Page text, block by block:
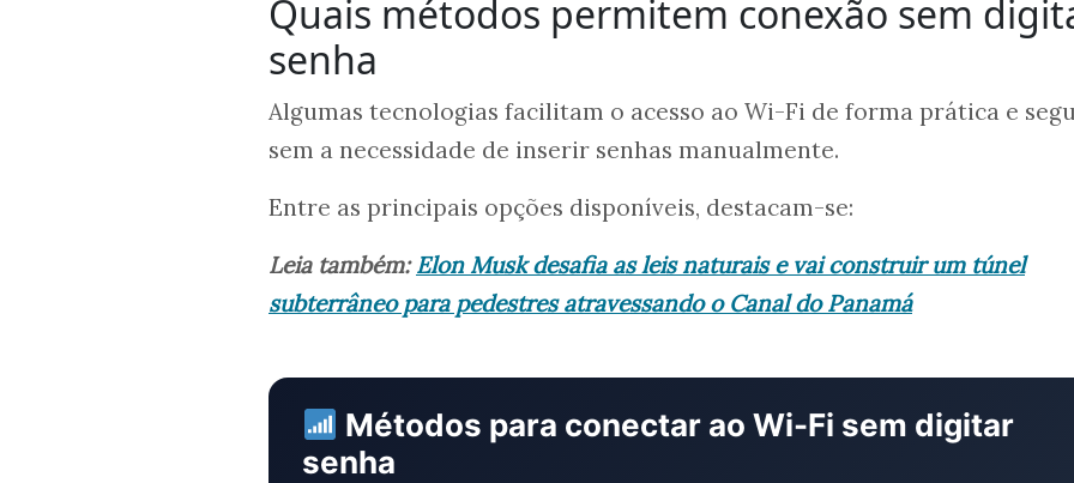
Quais métodos permitem conexão sem
senha
Algumas tecnologias facilitam o acesso ao Wi-Fi de forma prática e
sem a necessidade de inserir senhas manualmente.
Entre as principais opções disponíveis, destacam-se:
Leia também:Elon Musk desafia as leis naturais e vai construir um túnel
subterrâneo para pedestres atravessando o Canal do Panamá
Métodos para conectar ao Wi-Fi sem digitar
senha